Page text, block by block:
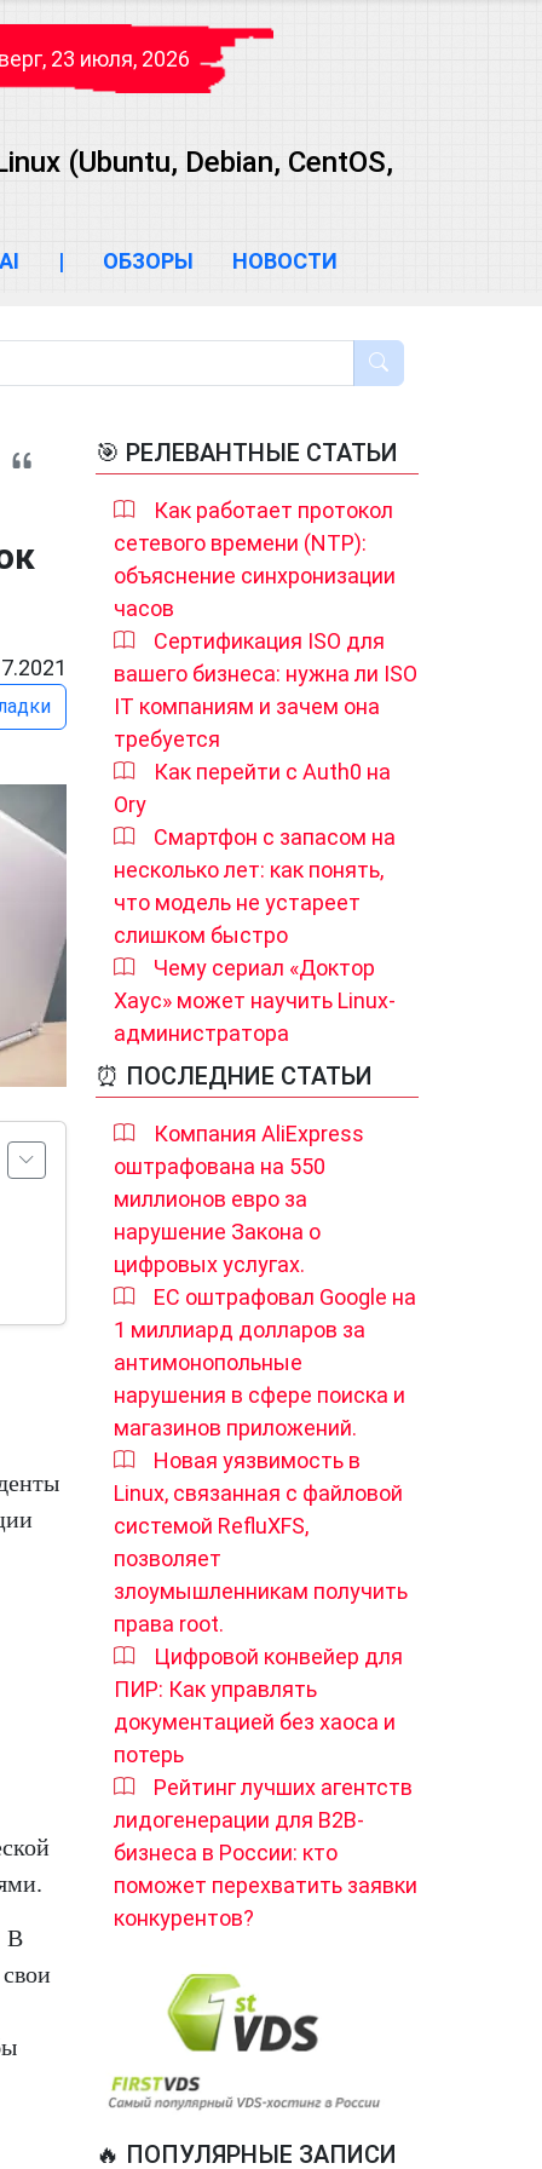
23 июля, 2026
(Ubuntu, Debian, CentOS,
AI | ОБЗОРЫ НОВОСТИ
В
🎯 РЕЛЕВАНТНЫЕ СТАТЬИ
Как работает протокол
сетевого времени (NTP):
объяснение синхронизации
часов
Сертификация ISO для
вашего бизнеса: нужна ли ISO
IT компаниям и зачем она
требуется
Как перейти с Auth0 на
Ory
Смартфон с запасом на
несколько лет: как понять,
что модель не устареет
слишком быстро
Чему сериал «Доктор
Хаус» может научить Linux-
администратора
⏰ ПОСЛЕДНИЕ СТАТЬИ
Компания AliExpress
оштрафована на 550
миллионов евро за
нарушение Закона о
цифровых услугах.
ЕС оштрафовал Google на
1 миллиард долларов за
антимонопольные
нарушения в сфере поиска и
магазинов приложений.
Новая уязвимость в
Linux, связанная с файловой
системой RefluXFS,
позволяет
злоумышленникам получить
права root.
Цифровой конвейер для
ПИР: Как управлять
документацией без хаоса и
потерь
Рейтинг лучших агентств
лидогенерации для B2B-
бизнеса в России: кто
поможет перехватить заявки
конкурентов?
🔥 ПОПУЛЯРНЫЕ ЗАПИСИ